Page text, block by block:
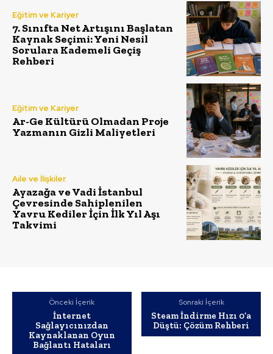
Eğitim ve Kariyer
7. Sınıfta Net Artışını Başlatan
Kaynak Seçimi: Yeni Nesil
Sorulara Kademeli Geçiş
Rehberi
Eğitim ve Kariyer
Ar-Ge Kültürü Olmadan Proje
Yazmanın Gizli Maliyetleri
Aile ve İlişkiler
Ayazağa ve Vadi İstanbul
Çevresinde Sahiplenilen
Yavru Kediler İçin İlk Yıl Aşı
Takvimi
Önceki İçerik
İnternet
Sağlayıcınızdan
Kaynaklanan Oyun
Bağlantı Hataları
Sonraki İçerik
Steam İndirme Hızı 0’a
Düştü: Çözüm Rehberi